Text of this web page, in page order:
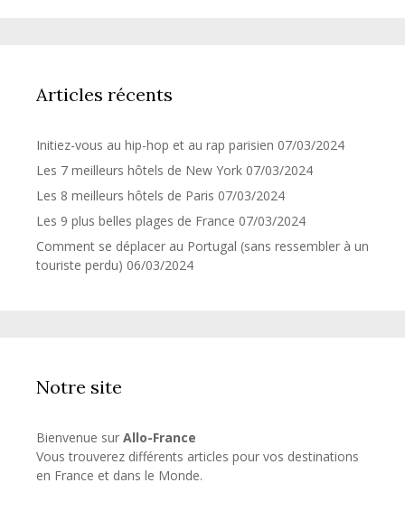
Articles récents
Initiez-vous au hip-hop et au rap parisien 07/03/2024
Les 7 meilleurs hôtels de New York 07/03/2024
Les 8 meilleurs hôtels de Paris 07/03/2024
Les 9 plus belles plages de France 07/03/2024
Comment se déplacer au Portugal (sans ressembler à un
touriste perdu) 06/03/2024
Notre site
Bienvenue sur Allo-France
Vous trouverez différents articles pour vos destinations
en France et dans le Monde.